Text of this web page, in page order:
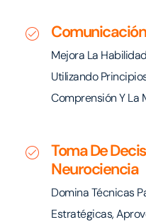
Mejora La
Utilizando
Comprensión Y La
Toma De
Neurociencia
Domina Técnicas
Estratégicas,